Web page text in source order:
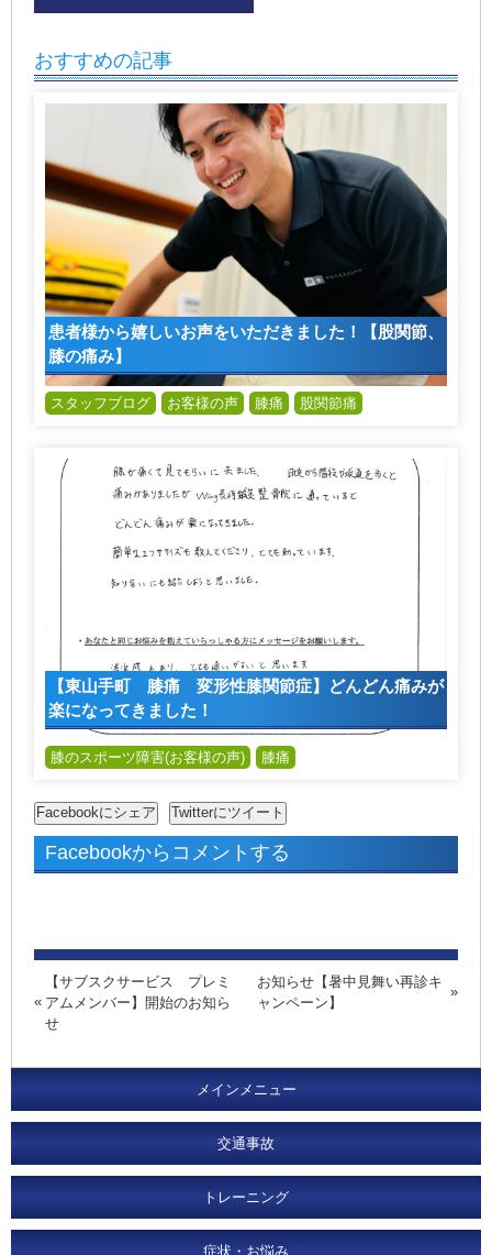
おすすめの記事
患者様から嬉しいお声をいただきました！【股関節、
膝の痛み】
スタッフブログ お客様の声 膝痛 股関節痛
【東山手町 膝痛 変形性膝関節症】どんどん痛みが
楽になってきました！
膝のスポーツ障害(お客様の声) 膝痛
Facebookからコメントする
【サブスクサービス プレミ
アムメンバー】開始のお知ら
せ
お知らせ【暑中見舞い再診キ
ャンペーン】
メインメニュー
交通事故
トレーニング
症状・お悩み